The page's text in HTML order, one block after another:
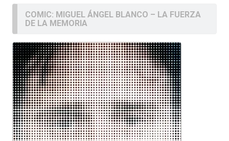
COMIC: MIGUEL ÁNGEL BLANCO – LA FUERZA
DE LA MEMORIA